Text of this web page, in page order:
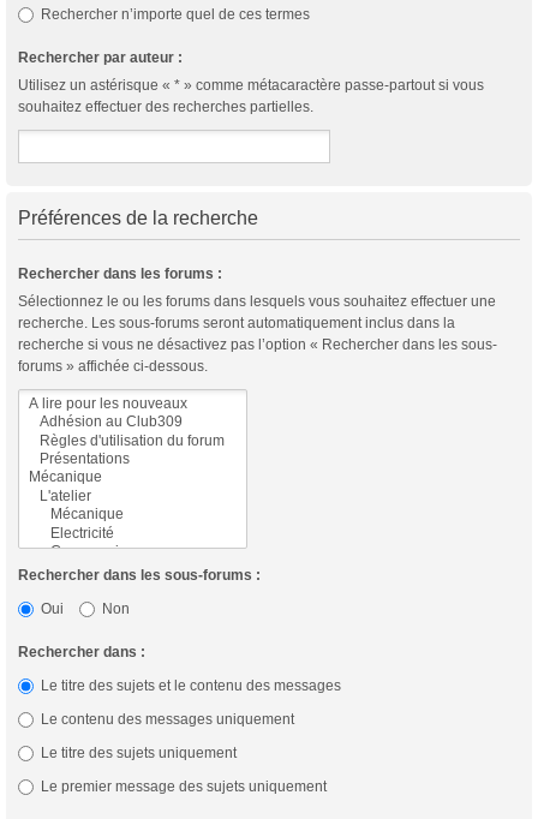
Rechercher n’importe quel de ces termes
Rechercher par auteur :
Utilisez un astérisque « * » comme métacaractère passe-partout si vous
souhaitez effectuer des recherches partielles.
Préférences de la recherche
Rechercher dans les forums :
Sélectionnez le ou les forums dans lesquels vous souhaitez effectuer une
recherche. Les sous-forums seront automatiquement inclus dans la
recherche si vous ne désactivez pas l’option « Rechercher dans les sous-
forums » affichée ci-dessous.
Rechercher dans les sous-forums :
Oui
Non
Rechercher dans :
Le titre des sujets et le contenu des messages
Le contenu des messages uniquement
Le titre des sujets uniquement
Le premier message des sujets uniquement